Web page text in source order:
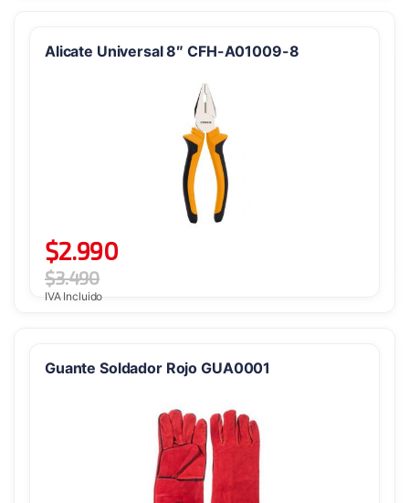
Alicate Universal 8″ CFH-A01009-8
$2.990
$3.490
IVA Incluido
Guante Soldador Rojo GUA0001